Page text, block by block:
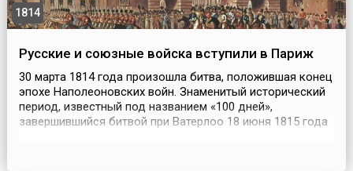
1814
Русские и союзные войска вступили в Париж
30 марта 1814 года произошла битва, положившая конец
эпохе Наполеоновских войн. Знаменитый исторический
период, известный под названием «100 дней»,
завершившийся битвой при Ватерлоо 18 июня 1815 года